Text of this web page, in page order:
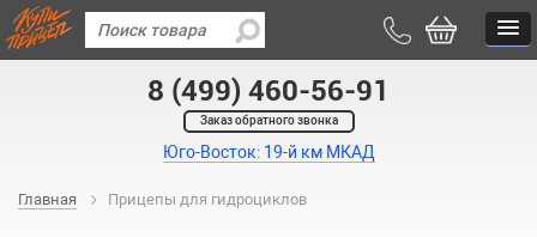
8 (499) 460-56-91
Заказ обратного звонка
Юго-Восток: 19-й км МКАД
Главная Прицепы для гидроциклов